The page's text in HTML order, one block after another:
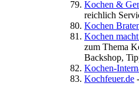
Kochen &
reichlich
Kochen
Kochen
zum Thema
Backshop,
Kochen-
Kochfeuer.de